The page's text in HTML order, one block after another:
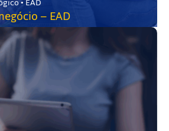
– EAD